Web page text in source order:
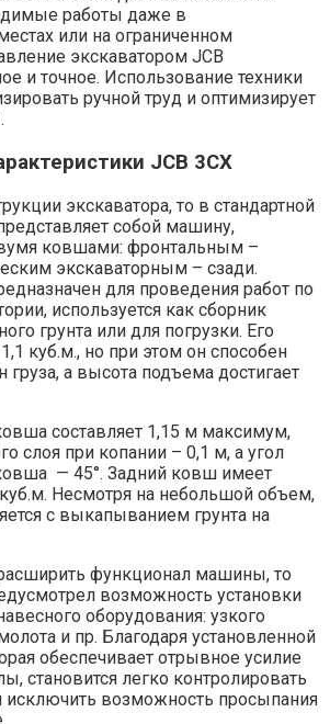
работы даже в
или на ограниченном
экскаватором JCB
и точное. Использование техники
ручной труд и оптимизирует
JCB 3CX
экскаватора, то в стандартной
собой машину,
ковшами: фронтальным –
экскаваторным – сзади.
для проведения работ по
используется как сборник
грунта или для погрузки. Его
куб.м., но при этом он способен
груза, а высота подъема достигает
составляет 1,15 м максимум,
слоя при копании – 0,1 м, а угол
— 45°. Задний ковш имеет
Несмотря на небольшой объем,
с выкапыванием грунта на
функционал машины, то
возможность установки
оборудования: узкого
и пр. Благодаря установленной
обеспечивает отрывное усилие
становится легко контролировать
возможность просыпания